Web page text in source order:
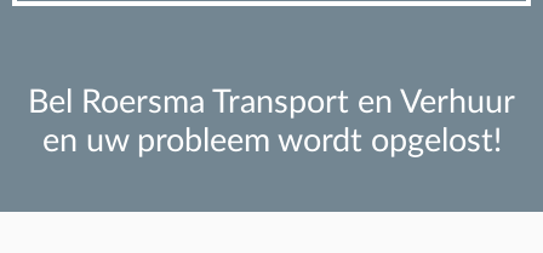
Bel Roersma Transport en Verhuur
en uw probleem wordt opgelost!